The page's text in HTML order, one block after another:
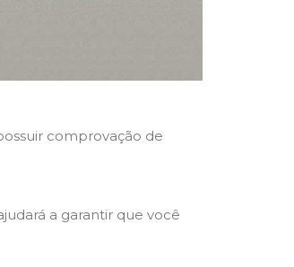
comprovação de
a garantir que você